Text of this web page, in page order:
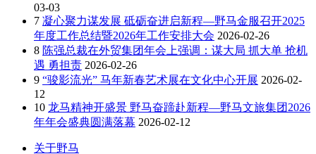
03-03
7 凝心聚力谋发展 砥砺奋进启新程—野马金服召开2025
年度工作总结暨2026年工作安排大会 2026-02-26
8 陈强总裁在外贸集团年会上强调：谋大局 抓大单 抢机
遇 勇担责 2026-02-26
9 “骏影流光” 马年新春艺术展在文化中心开展 2026-02-
12
10 龙马精神开盛景 野马奋蹄赴新程—野马文旅集团2026
年年会盛典圆满落幕 2026-02-12
关于野马